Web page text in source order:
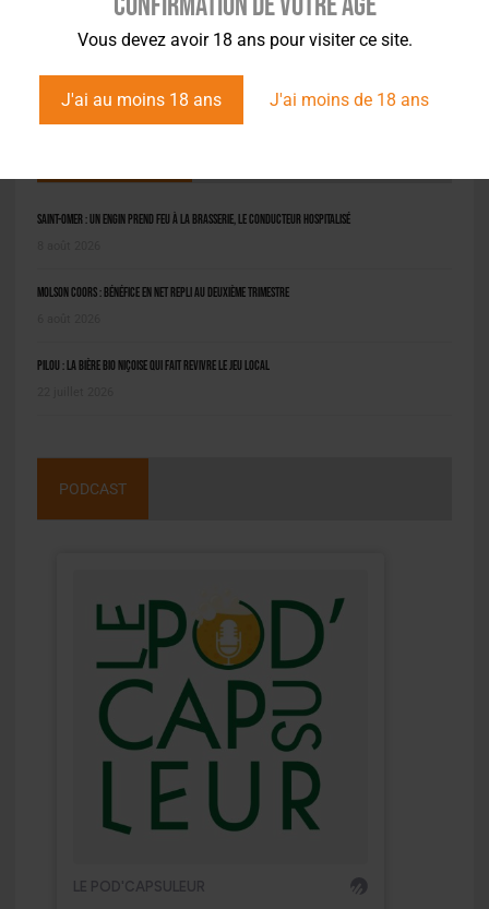
Vous devez avoir 18 ans pour visiter ce site.
J'ai au moins 18 ans J'ai moins de 18 ans
Saint-Omer : un engin prend feu à la brasserie, le conducteur hospitalisé
Molson Coors : bénéfice en net repli au deuxième trimestre
Pilou : la bière bio niçoise qui fait revivre le jeu local
PODCAST